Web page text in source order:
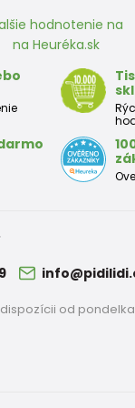
- 3pack, Pidilidi,
- 3pack, Pidilidi,
Pidilidi, PD0128,
s DPH
Pidilidi, PD0129,
hodnotenie na
na Heuréka.sk
od